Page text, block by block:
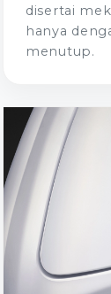
disertai
hanya
menutup.